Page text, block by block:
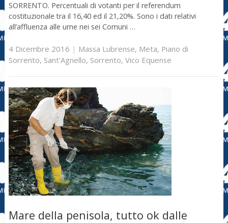
SORRENTO. Percentuali di votanti per il referendum
costituzionale tra il 16,40 ed il 21,20%. Sono i dati relativi
all’affluenza alle urne nei sei Comuni …
4 Dicembre 2016 | Massa Lubrense, Meta, Piano di
Sorrento, Sant'Agnello, Sorrento, Vico Equense
Mare della penisola, tutto ok dalle